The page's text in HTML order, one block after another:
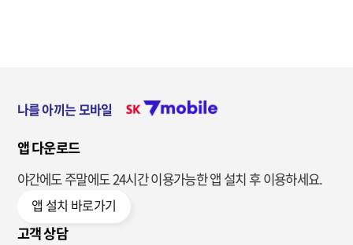
나를 아끼는 모바일
앱 다운로드
야간에도 주말에도 24시간 이용가능한앱 설치 후 이용하세요.
앱 설치 바로가기
고객 상담